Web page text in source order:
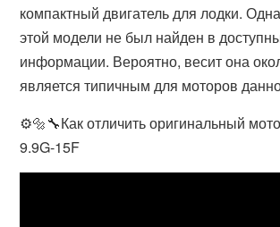
компактный двигатель для лодки.
этой модели не был найден в
информации. Вероятно, весит она
является типичным для моторов
⚙️🔩🔧Как отличить оригинальный
9.9G-15F